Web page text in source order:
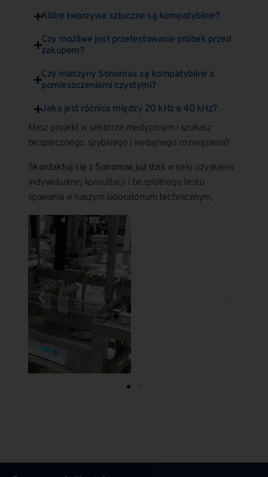
Które tworzywa sztuczne są kompatybilne?
Czy możliwe jest przetestowanie próbek przed
zakupem?
Czy maszyny Sonomax są kompatybilne z
pomieszczeniami czystymi?
Jaka jest różnica między 20 kHz a 40 kHz?
Masz projekt w sektorze medycznym i szukasz
bezpiecznego, szybkiego i wydajnego rozwiązania?
Skontaktuj się z Sonomax już dziś w celu uzyskania
indywidualnej konsultacji i bezpłatnego testu
spawania w naszym laboratorium technicznym.